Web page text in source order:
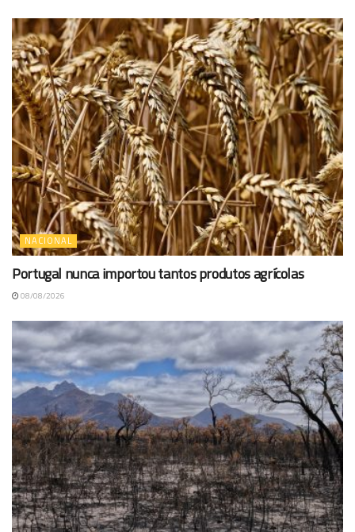
NACIONAL
Portugal nunca importou tantos produtos agrícolas
08/08/2026